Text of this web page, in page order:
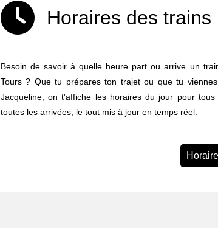
Horaires des trains
Besoin de savoir à quelle heure part ou arrive un
Tours ? Que tu prépares ton trajet ou que tu
Jacqueline, on t'affiche les horaires du jour pour
toutes les arrivées, le tout mis à jour en temps réel.